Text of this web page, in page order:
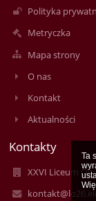
Ta
Polityka
Metryczka
Mapa strony
O nas
Kontakt
Aktualności
Kontakty
XXVI Liceum